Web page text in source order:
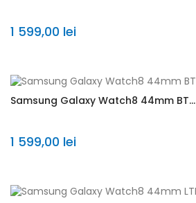
1 599,00 lei
Samsung Galaxy Watch8 44mm BT...
1 599,00 lei